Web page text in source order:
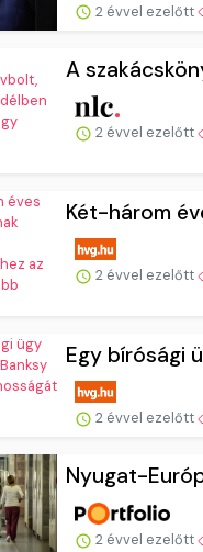
2 évvel ezelőtt
A
2 évvel ezelőtt
Két-három
2 évvel ezelőtt
Egy bírósági
2 évvel ezelőtt
Nyugat-
2 évvel ezelőtt